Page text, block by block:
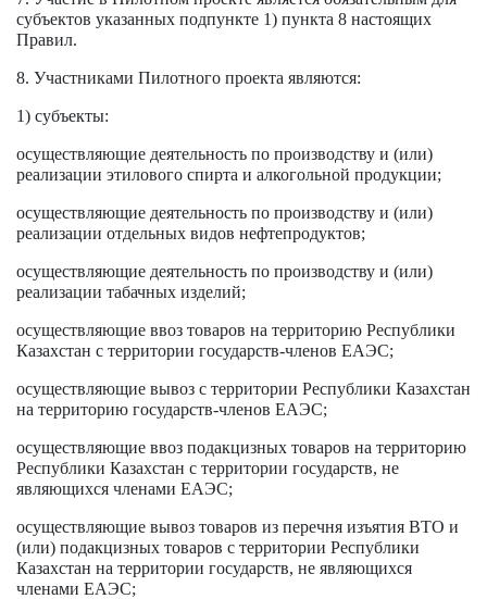
субъектов указанных подпункте 1) пункта 8 настоящих
Правил.
8. Участниками Пилотного проекта являются:
1) субъекты:
осуществляющие деятельность по производству и (или)
реализации этилового спирта и алкогольной продукции;
осуществляющие деятельность по производству и (или)
реализации отдельных видов нефтепродуктов;
осуществляющие деятельность по производству и (или)
реализации табачных изделий;
осуществляющие ввоз товаров на территорию Республики
Казахстан с территории государств-членов ЕАЭС;
осуществляющие вывоз с территории Республики Казахстан
на территорию государств-членов ЕАЭС;
осуществляющие ввоз подакцизных товаров на территорию
Республики Казахстан с территории государств, не
являющихся членами ЕАЭС;
осуществляющие вывоз товаров из перечня изъятия ВТО и
(или) подакцизных товаров с территории Республики
Казахстан на территории государств, не являющихся
членами ЕАЭС;